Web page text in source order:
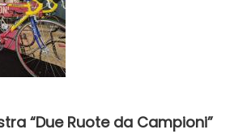
“Due Ruote da Campioni”